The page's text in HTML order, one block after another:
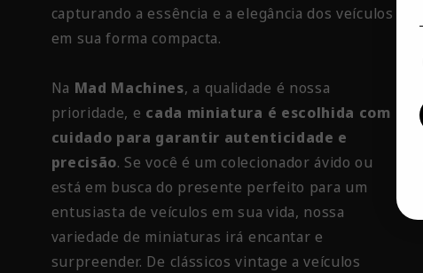
capturando a essência e a elegância dos veículos
em sua forma compacta.
Na Mad Machines, a qualidade é nossa
prioridade, e cada miniatura é escolhida com
cuidado para garantir autenticidade e
precisão. Se você é um colecionador ávido ou
está em busca do presente perfeito para um
entusiasta de veículos em sua vida, nossa
variedade de miniaturas irá encantar e
surpreender. De clássicos vintage a veículos